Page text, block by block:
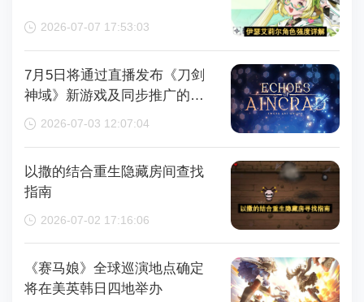
2026-07-07 17:53:03
7月5日将通过直播发布《刀剑
神域》新游戏及同步推广的动
画内容，整场直播时长为110分
2026-07-03 12:07:04
以撒的结合重生隐藏房间查找
指南
2026-07-02 17:16:06
《赛马娘》全球巡演地点确定
将在美英韩日四地举办